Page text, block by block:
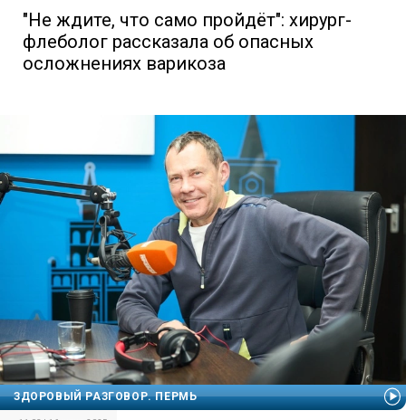
"Не ждите, что само пройдёт": хирург-
флеболог рассказала об опасных
осложнениях варикоза
ЗДОРОВЫЙ РАЗГОВОР. ПЕРМЬ